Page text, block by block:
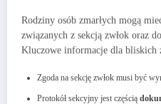
Rodziny osób zmarłych mogą
związanych z sekcją zwłok oraz
Kluczowe informacje dla bliskich
Zgoda na sekcję zwłok musi być
Protokół sekcyjny jest częścią